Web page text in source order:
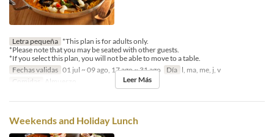
Letra pequeña *This plan is for adults only.
*Please note that you may be seated with other guests.
*If you select this plan, you will not be able to move to a table.
Fechas validas 01 jul ~ 09 ago, 17 ago ~ 31 ago Día l, ma, me, j, v
Comidas
Almuerzo Leer Más
Weekends and Holiday Lunch